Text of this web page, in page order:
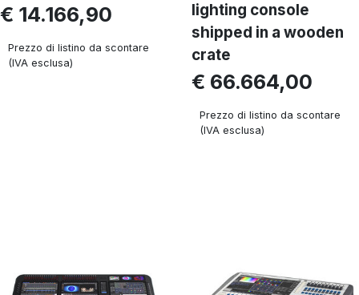
€ 14.166,90
Prezzo di listino da scontare
(IVA esclusa)
lighting console
shipped in a wooden
crate
€ 66.664,00
Prezzo di listino da scontare
(IVA esclusa)